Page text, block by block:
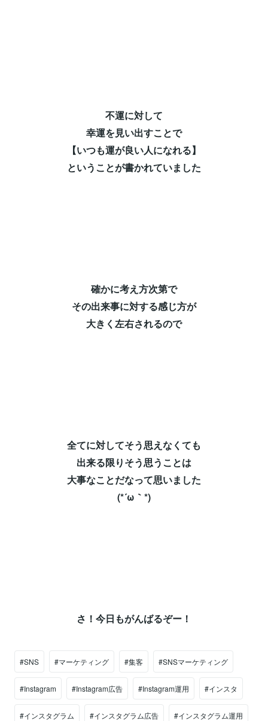
不運に対して⁡
幸運を見い出すことで⁡
【いつも運が良い人になれる】⁡
ということが書かれていました⁡
確かに考え方次第で⁡
その出来事に対する感じ方が⁡
大きく左右されるので⁡
全てに対してそう思えなくても⁡
出来る限りそう思うことは⁡
大事なことだなって思いました⁡
(*´ω｀*)⁡
さ！今日もがんばるぞー！⁡
#SNS #マーケティング #集客 #SNSマーケティング
#Instagram #Instagram広告 #Instagram運用 #インスタ
#インスタグラム #インスタグラム広告 #インスタグラム運用